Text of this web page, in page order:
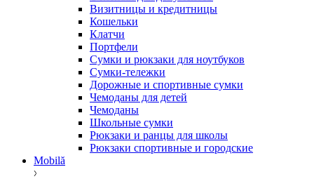
Визитницы и кредитницы
Кошельки
Клатчи
Портфели
Сумки и рюкзаки для ноутбуков
Сумки-тележки
Дорожные и спортивные сумки
Чемоданы для детей
Чемоданы
Школьные сумки
Рюкзаки и ранцы для школы
Рюкзаки спортивные и городские
Mobilă